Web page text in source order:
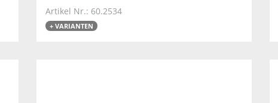
Artikel Nr.: 60.2534
+ VARIANTEN